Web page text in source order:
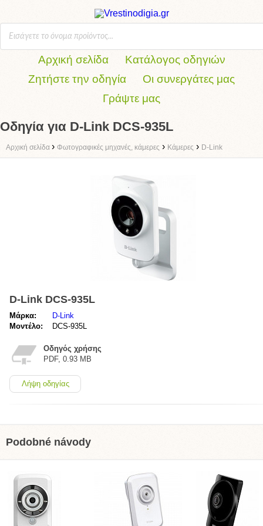
Αρχική σελίδα
Κατάλογος οδηγιών
Ζητήστε την οδηγία
Οι συνεργάτες μας
Γράψτε μας
Οδηγία για D-Link DCS-935L
Αρχική σελίδα › Φωτογραφικές μηχανές, κάμερες › Κάμερες › D-Link
D-Link DCS-935L
Μάρκα:
D-Link
Μοντέλο:
DCS-935L
Οδηγός χρήσης
PDF, 0.93 MB
Λήψη οδηγίας
Podobné návody